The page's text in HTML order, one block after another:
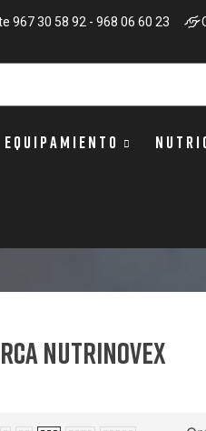
967 30 58 92 - 968 06 60 23
EQUIPAMIENTO
NUTRINOVEX